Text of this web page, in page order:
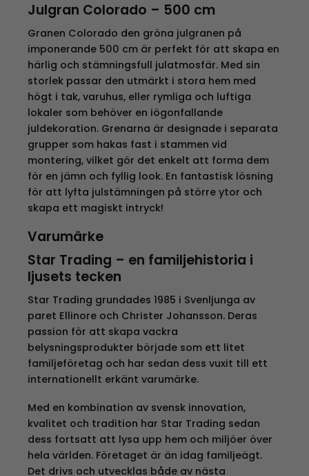
Julgran Colorado – 500 cm
Granen Colorado den gröna julgranen på
imponerande 500 cm är perfekt för att skapa en
härlig och stämningsfull julatmosfär. Med sin
storlek passar den utmärkt i stora hem med
högt i tak, varuhus, eller rymliga och luftiga
lokaler som behöver en iögonfallande
juldekoration. Grenarna är designade i separata
grupper som hakas fast i stammen vid
montering, vilket gör det enkelt att forma dem
för en jämn och fyllig look. En fantastisk lösning
för att lyfta julstämningen på större ytor och
skapa ett magiskt intryck!
Varumärke
Star Trading – en familjehistoria i
ljusets tecken
Star Trading grundades 1985 i Svenljunga av
paret Ellinore och Christer Johansson. Deras
passion för att skapa vackra
belysningsprodukter började som ett litet
familjeföretag och har sedan dess vuxit till ett
internationellt erkänt varumärke.
Med en kombination av svensk innovation,
kvalitet och tradition har Star Trading sedan
dess fortsatt att lysa upp hem och miljöer över
hela världen. Företaget är än idag familjeägt.
Det drivs och utvecklas både av nästa